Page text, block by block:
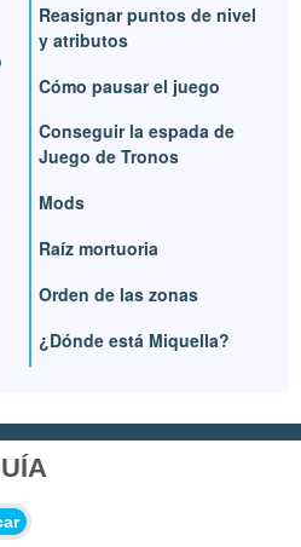
Reasignar puntos de nivel
y atributos
Cómo pausar el juego
Conseguir la espada de
Juego de Tronos
Mods
Raíz mortuoria
Orden de las zonas
¿Dónde está Miquella?